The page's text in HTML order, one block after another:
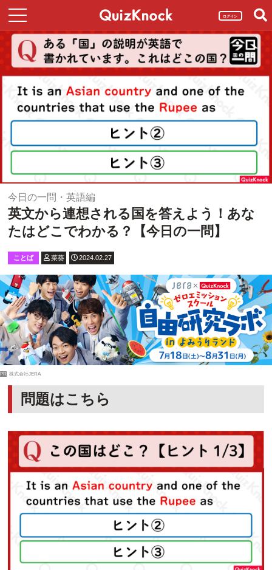
ログイン
今日の一問・英語編
英文から連想される国を答えよう！あな
たはどこでわかる？【今日の一問】
ことば 菜葵 2024.02.27
PR 株式会社JERA
問題はこちら